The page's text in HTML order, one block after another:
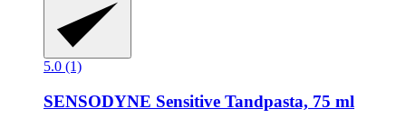
5.0 (1)
SENSODYNE Sensitive Tandpasta, 75 ml